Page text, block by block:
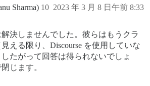
Sharma) 2023 年 3 月 8 日午前 8:33
10
決しませんでした。彼らはもうクラ
える限り、Discourse を使用していな
たがって回答は得られないでしょ
じます。